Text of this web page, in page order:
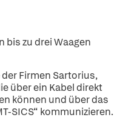
bis zu drei Waagen
Firmen Sartorius,
über ein Kabel direkt
können und über das
SICS“ kommunizieren.